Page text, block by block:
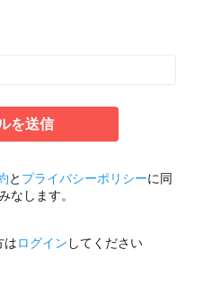
を送信
と プライバシーポリシーに同
なします。
はログイン してください